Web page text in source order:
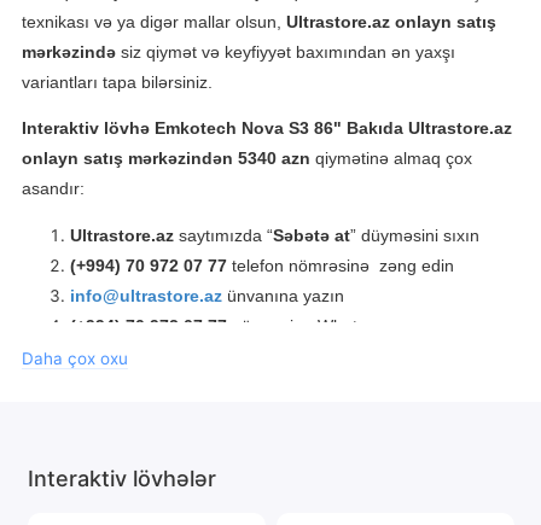
texnikası və ya digər mallar olsun, Ultrastore.az onlayn satış
mərkəzində siz qiymət və keyfiyyət baxımından ən yaxşı
variantları tapa bilərsiniz.
Interaktiv lövhə Emkotech Nova S3 86" Bakıda Ultrastore.az
onlayn satış mərkəzindən 5340 azn qiymətinə almaq çox
asandır:
Ultrastore.az saytımızda “Səbətə at” düyməsini sıxın
(+994) 70 972 07 77 telefon nömrəsinə zəng edin
info@ultrastore.az ünvanına yazın
(+994) 70 972 07 77 nömrəsinə Whatsappa yazın
Ultrastore.azmağazasından
Interaktiv lövhə Emkotech Nova S3 86"
Daha çox oxu
Interaktiv lövhələr